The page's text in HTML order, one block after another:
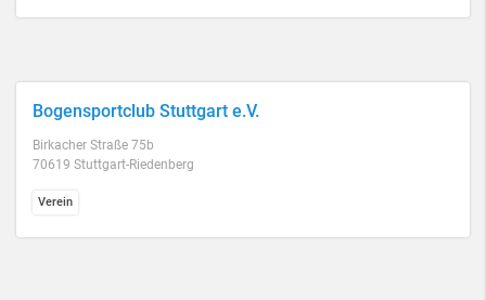
Bogensportclub Stuttgart e.V.
Birkacher Straße 75b
70619 Stuttgart-Riedenberg
Verein